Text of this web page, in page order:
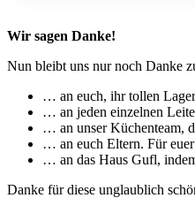
Wir sagen Danke!
Nun bleibt uns nur noch Danke
… an euch, ihr tollen
… an jeden einzelnen
… an unser Küchenteam,
… an euch Eltern. Für euer
… an das Haus Gufl,
Danke für diese unglaublich